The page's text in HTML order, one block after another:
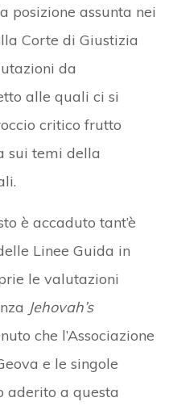
posizione assunta nei
Corte di Giustizia
da
alle quali ci si
critico frutto
sui temi della
è accaduto tant’è
Linee Guida in
le valutazioni
Jehovah’s
che l’Associazione
e le singole
aderito a questa